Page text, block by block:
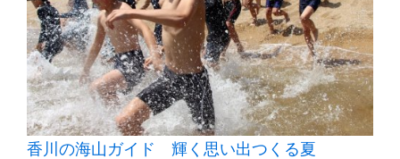
香川の海山ガイド 輝く思い出つくる夏